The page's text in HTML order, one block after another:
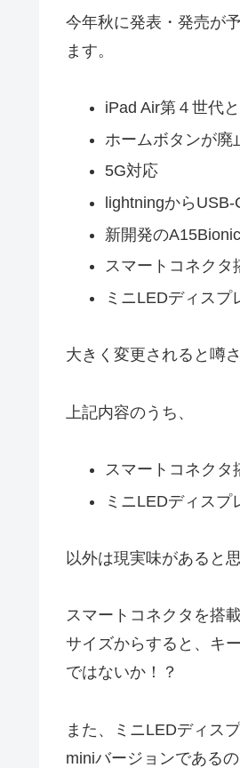
今年秋に発表・発売が
ます。
iPad Air第４世代
ホームボタンが廃
5G対応
lightningからUSB-
新開発の
スマートコネクタ
ミニLEDディスプ
大きく変更されると噂
上記内容のうち、
スマートコネクタ
ミニLEDディスプ
以外は現実味があると
スマートコネクタを搭
サイズからすると、キ
ではないか！？
また、ミニLEDディス
miniバージョンである